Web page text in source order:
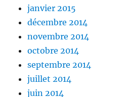
janvier 2015
décembre 2014
novembre 2014
octobre 2014
septembre 2014
juillet 2014
juin 2014